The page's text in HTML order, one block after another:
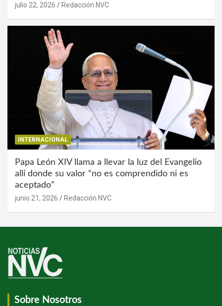
julio 22, 2026 Redacción NVC
INTERNACIONAL
Papa León XIV llama a llevar la luz del Evangelio
allí donde su valor “no es comprendido ni es
aceptado”
junio 21, 2026 Redacción NVC
Sobre Nosotros